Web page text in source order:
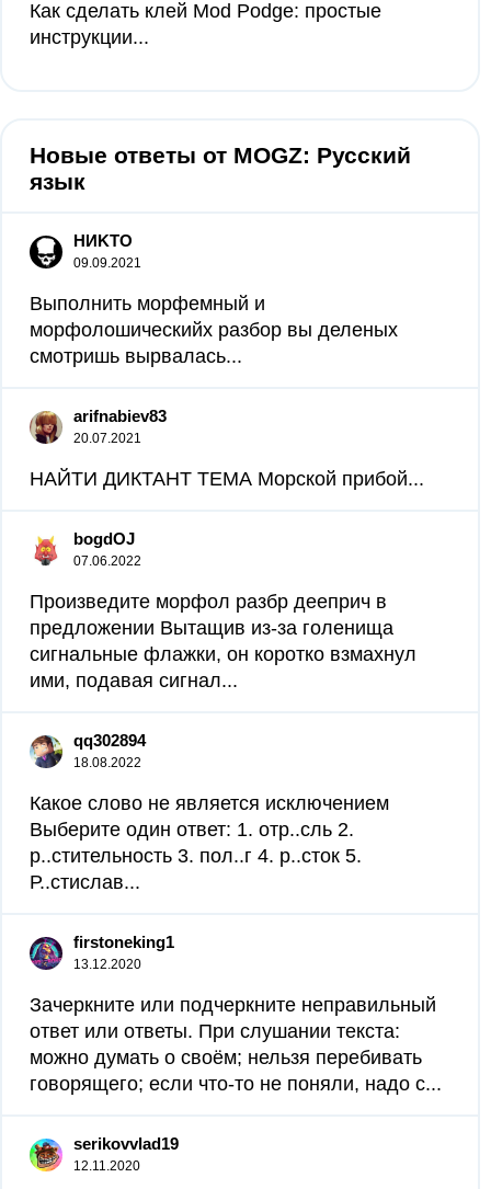
Как сделать клей Mod Podge: простые
инструкции...
Новые ответы от MOGZ: Русский
язык
HИKTO
09.09.2021
Выполнить морфемный и
морфолошическийх разбор вы деленых
смотришь вырвалась...
arifnabiev83
20.07.2021
НАЙТИ ДИКТАНТ ТЕМА Морской прибой...
bogdOJ
07.06.2022
Произведите морфол разбр дееприч в
предложении Вытащив из-за голенища
сигнальные флажки, он коротко взмахнул
ими, подавая сигнал...
qq302894
18.08.2022
Какое слово не является исключением
Выберите один ответ: 1. отр..сль 2.
р..стительность 3. пол..г 4. р..сток 5.
Р..стислав...
firstoneking1
13.12.2020
Зачеркните или подчеркните неправильный
ответ или ответы. При слушании текста:
можно думать о своём; нельзя перебивать
говорящего; если что-то не поняли, надо с...
serikovvlad19
12.11.2020